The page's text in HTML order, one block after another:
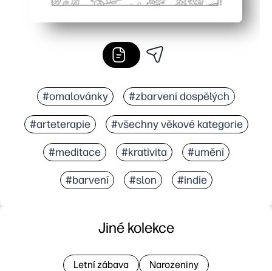
#omalovánky #zbarvení dospělých
#arteterapie #všechny věkové kategorie
#meditace #krativita #umění
#barvení #slon #indie
Jiné kolekce
Letní zábava Narozeniny